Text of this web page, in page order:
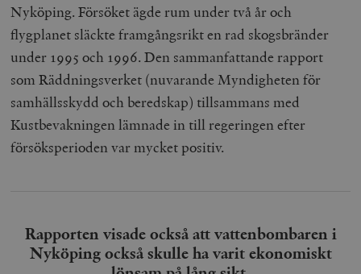
Nyköping. Försöket ägde rum under två år och
flygplanet släckte framgångsrikt en rad skogsbränder
under 1995 och 1996. Den sammanfattande rapport
som Räddningsverket (nuvarande Myndigheten för
samhällsskydd och beredskap) tillsammans med
Kustbevakningen lämnade in till regeringen efter
försöksperioden var mycket positiv.
Rapporten visade också att vattenbombaren i
Nyköping också skulle ha varit ekonomiskt